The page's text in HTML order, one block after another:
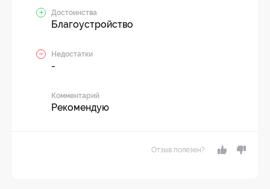
Достоинства
Благоустройство
Недостатки
-
Комментарий
Рекомендую
Отзыв полезен?